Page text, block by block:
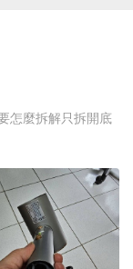
怎麼拆解只拆開底